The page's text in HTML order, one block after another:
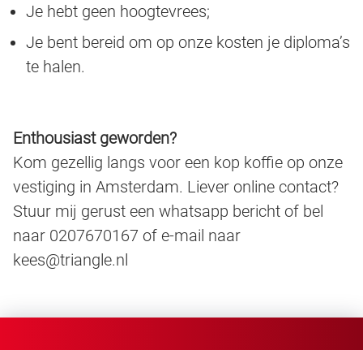
Je hebt geen hoogtevrees;
Je bent bereid om op onze kosten je diploma’s
te halen.
Enthousiast geworden?
Kom gezellig langs voor een kop koffie op onze
vestiging in Amsterdam. Liever online contact?
Stuur mij gerust een whatsapp bericht of bel
naar 0207670167 of e-mail naar
kees@triangle.nl